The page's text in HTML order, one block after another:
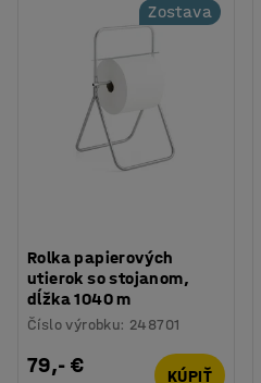
Zostava
Rolka papierových
utierok so stojanom,
dĺžka 1040 m
Číslo výrobku: 248701
79,- € KÚPIŤ